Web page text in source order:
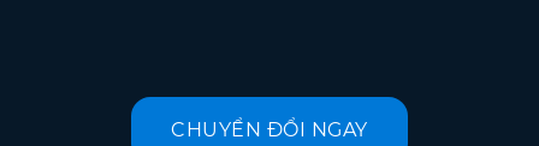
CHUYỂN ĐỔI NGAY